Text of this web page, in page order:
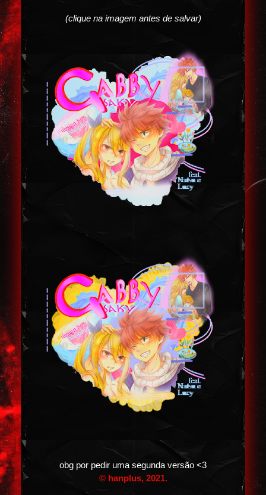
(clique na imagem antes de salvar)
obg por pedir uma segunda versão <3
© hanplus, 2021.